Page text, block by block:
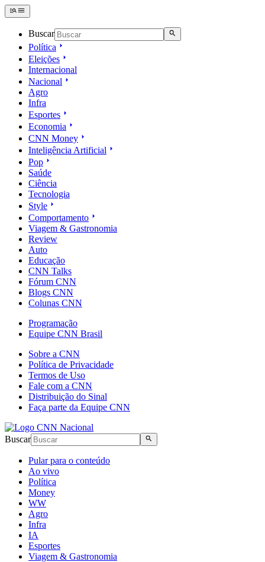
Buscar
Política
Eleições
Internacional
Nacional
Agro
Infra
Esportes
Economia
CNN Money
Inteligência Artificial
Pop
Saúde
Ciência
Tecnologia
Style
Comportamento
Viagem & Gastronomia
Review
Auto
Educação
CNN Talks
Fórum CNN
Blogs CNN
Colunas CNN
Programação
Equipe CNN Brasil
Sobre a CNN
Política de Privacidade
Termos de Uso
Fale com a CNN
Distribuição do Sinal
Faça parte da Equipe CNN
Buscar
Pular para o conteúdo
Ao vivo
Política
Money
WW
Agro
Infra
IA
Esportes
Viagem & Gastronomia